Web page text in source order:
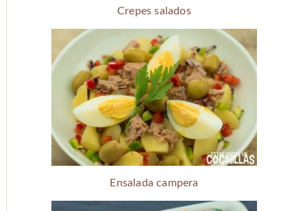
Crepes salados
Ensalada campera